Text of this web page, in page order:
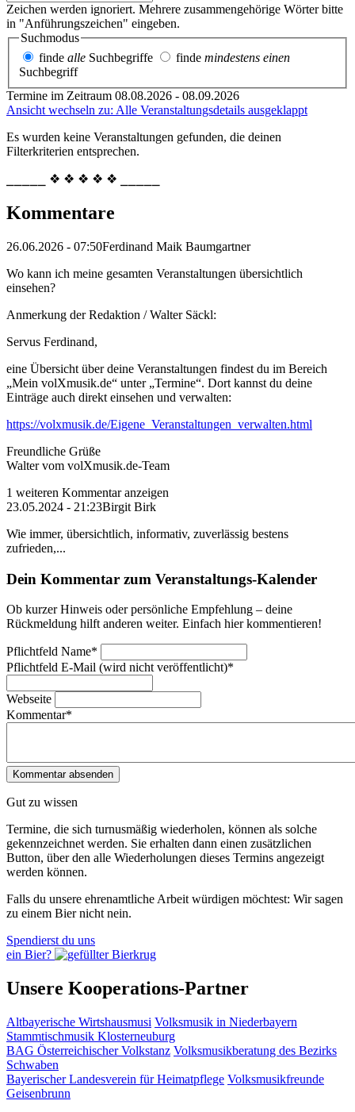
Zeichen werden ignoriert. Mehrere zusammengehörige Wörter bitte
in "Anführungszeichen" eingeben.
Suchmodus
finde alle Suchbegriffe finde mindestens einen
Suchbegriff
Termine im Zeitraum 08.08.2026 - 08.09.2026
Ansicht wechseln zu: Alle Veranstaltungsdetails ausgeklappt
Es wurden keine Veranstaltungen gefunden, die deinen
Filterkriterien entsprechen.
⎯⎯⎯⎯⎯ ❖ ❖ ❖ ❖ ❖ ⎯⎯⎯⎯⎯
Kommentare
26.06.2026 - 07:50Ferdinand Maik Baumgartner
Wo kann ich meine gesamten Veranstaltungen übersichtlich
einsehen?
Anmerkung der Redaktion /Walter Säckl:
Servus Ferdinand,
eine Übersicht über deine Veranstaltungen findest du im Bereich
„Mein volXmusik.de“ unter „Termine“. Dort kannst du deine
Einträge auch direkt einsehen und verwalten:
https://volxmusik.de/Eigene_Veranstaltungen_verwalten.html
Freundliche Grüße
Walter vom volXmusik.de-Team
1 weiteren Kommentar anzeigen
23.05.2024 - 21:23Birgit Birk
Wie immer, übersichtlich, informativ, zuverlässig bestens
zufrieden,...
Dein Kommentar zum Veranstaltungs-Kalender
Ob kurzer Hinweis oder persönliche Empfehlung – deine
Rückmeldung hilft anderen weiter. Einfach hier kommentieren!
Pflichtfeld Name*
Pflichtfeld E-Mail (wird nicht veröffentlicht)*
Webseite
Kommentar*
Gut zu wissen
Termine, die sich turnusmäßig wiederholen, können als solche
gekennzeichnet werden. Sie erhalten dann einen zusätzlichen
Button, über den alle Wiederholungen dieses Termins angezeigt
werden können.
Falls du unsere ehrenamtliche Arbeit würdigen möchtest: Wir sagen
zu einem Bier nicht nein.
Spendierst du uns
ein Bier?
Unsere Kooperations-Partner
Altbayerische Wirtshausmusi Volksmusik in Niederbayern
Stammtischmusik Klosterneuburg
BAG Österreichischer Volkstanz Volksmusikberatung des Bezirks
Schwaben
Bayerischer Landesverein für Heimatpflege Volksmusikfreunde
Geisenbrunn